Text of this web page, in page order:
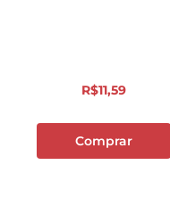
R$11,59
Comprar